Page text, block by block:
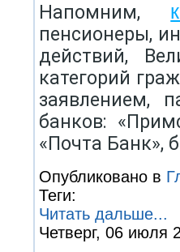
Напомним,
пенсионеры,
действий,
категорий
заявлением,
банков:
«Почта Банк»,
Опубликовано в
Теги:
Читать дальше...
Четверг, 06 июля